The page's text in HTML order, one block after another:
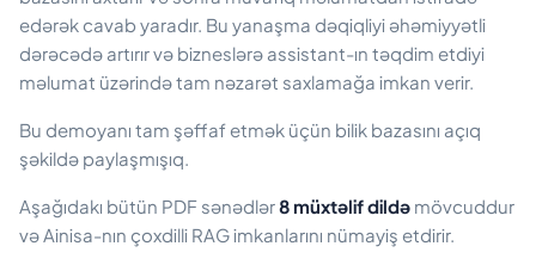
edərək cavab yaradır. Bu yanaşma dəqiqliyi əhəmiyyətli
dərəcədə artırır və bizneslərə assistant-ın təqdim etdiyi
məlumat üzərində tam nəzarət saxlamağa imkan verir.
Bu demoyanı tam şəffaf etmək üçün bilik bazasını açıq
şəkildə paylaşmışıq.
Aşağıdakı bütün PDF sənədlər8 müxtəlif dildə mövcuddur
və Ainisa-nın çoxdilli RAG imkanlarını nümayiş etdirir.